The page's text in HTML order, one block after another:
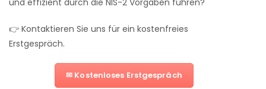
👉 Kontaktieren Sie uns für ein kostenfreies
Erstgespräch.
✉ Kostenloses Erstgespräch